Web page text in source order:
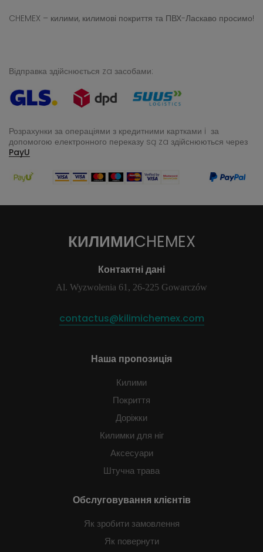
CHEMEX – килими, килимові покриття та ПВХ-Ласкаво просимо!
Відправка здійснюється za засобами:
Розрахунки за операціями з кредитними картками i за
допомогою електронного переказу są za здійснюються через
PayU
КИЛИМИCHEMEX
Контактні дані
Al. Wyzwolenia 61, 26-225 Gowarczów
contactus@kilimichemex.com
Наша пропозиція
Килими
Покриття
Доріжки
Килимки для ніг
Аксесуари
Штучна трава
Обслуговування клієнтів
Як зробити замовлення
Як повернути